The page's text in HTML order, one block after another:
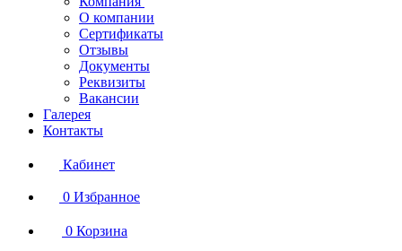
О компании
Сертификаты
Отзывы
Документы
Реквизиты
Вакансии
Галерея
Контакты
Кабинет
0 Избранное
0 Корзина